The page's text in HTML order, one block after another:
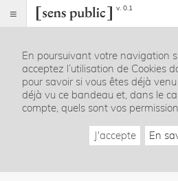
v. 0.1
Index
Dossier
Notes
En poursuivant votre navigation
acceptez l’utilisation de Cookies
pour savoir si vous êtes déjà
déjà vu ce bandeau et, dans le
compte, quels sont vos
J'accepte En